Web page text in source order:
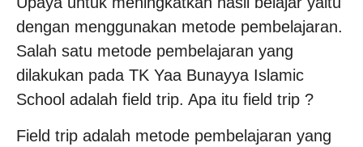
dengan menggunakan metode pembelajaran.
Salah satu metode pembelajaran yang
dilakukan pada TK Yaa Bunayya Islamic
School adalah field trip. Apa itu field trip ?
Field trip adalah metode pembelajaran yang